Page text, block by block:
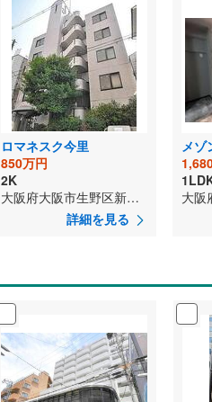
ロマネスク今里
850万円
2K
大阪府大阪市生野区新今里6丁目
詳細を見る
メゾ